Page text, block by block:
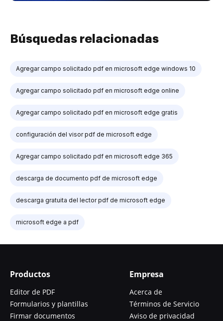
Búsquedas relacionadas
Agregar campo solicitado pdf en microsoft edge windows 10
Agregar campo solicitado pdf en microsoft edge online
Agregar campo solicitado pdf en microsoft edge gratis
configuración del visor pdf de microsoft edge
Agregar campo solicitado pdf en microsoft edge 365
descarga de documento pdf de microsoft edge
descarga gratuita del lector pdf de microsoft edge
microsoft edge a pdf
Productos
Editor de PDF
Formularios y plantillas
Firmar documentos
Empresa
Acerca de
Términos de Servicio
Aviso de privacidad